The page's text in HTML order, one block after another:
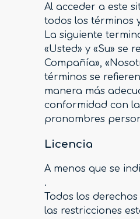
Al acceder a este
todos los términos
La siguiente
«Usted» y «Su» se
Compañía»,
términos se
manera más
conformidad con
pronombres
Licencia
A menos que se
.
Todos los
las restricciones